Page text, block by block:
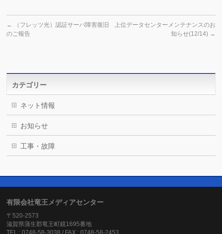
←
（フレッツ光）認証サーバ障害復旧
のご報告
上位データセンターメンテナンスのお
知らせ(12/14) →
カテゴリー
ネット情報
お知らせ
工事・故障
有限会社竜王メディアセンター
〒520-2573
滋賀県蒲生郡竜王町鏡1695番地
TEL : 0748-58-3038 / FAX : 0748-58-2453